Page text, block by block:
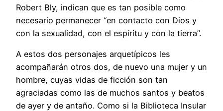
Robert Bly, indican que es tan posible como
necesario permanecer “en contacto con Dios y
con la sexualidad, con el espíritu y con la tierra”.
A estos dos personajes arquetípicos les
acompañarán otros dos, de nuevo una mujer y un
hombre, cuyas vidas de ficción son tan
agraciadas como las de muchos santos y beatos
de ayer y de antaño. Como si la Biblioteca Insular